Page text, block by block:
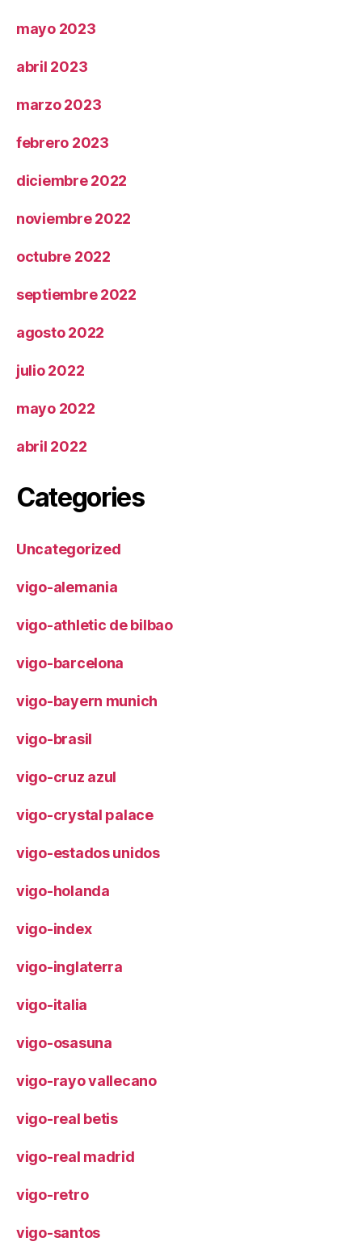
mayo 2023
abril 2023
marzo 2023
febrero 2023
diciembre 2022
noviembre 2022
octubre 2022
septiembre 2022
agosto 2022
julio 2022
mayo 2022
abril 2022
Categories
Uncategorized
vigo-alemania
vigo-athletic de bilbao
vigo-barcelona
vigo-bayern munich
vigo-brasil
vigo-cruz azul
vigo-crystal palace
vigo-estados unidos
vigo-holanda
vigo-index
vigo-inglaterra
vigo-italia
vigo-osasuna
vigo-rayo vallecano
vigo-real betis
vigo-real madrid
vigo-retro
vigo-santos